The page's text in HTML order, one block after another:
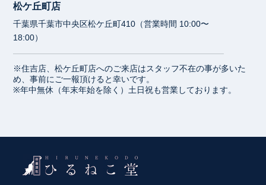
松ケ丘町店
千葉県千葉市中央区松ケ丘町410（営業時間 10:00〜
18:00）
※住吉店、松ケ丘町店へのご来店はスタッフ不在の事が多いた
め、事前にご一報頂けると幸いです。
※年中無休（年末年始を除く）土日祝も営業しております。